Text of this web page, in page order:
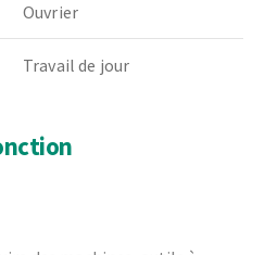
Ouvrier
Travail de jour